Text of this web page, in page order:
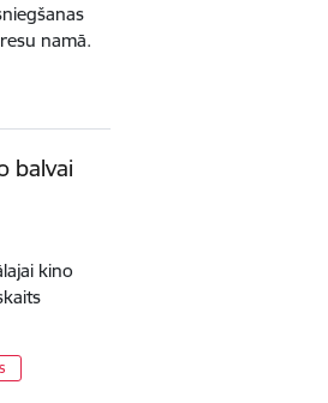
namā.
balvai
kino